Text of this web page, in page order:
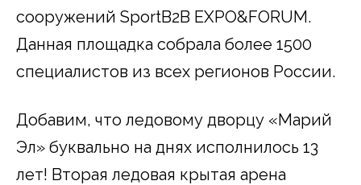
сооружений SportB2B EXPO&FORUM.
Данная площадка собрала более 1500
специалистов из всех регионов России.
Добавим, что ледовому дворцу «Марий
Эл» буквально на днях исполнилось 13
лет! Вторая ледовая крытая арена